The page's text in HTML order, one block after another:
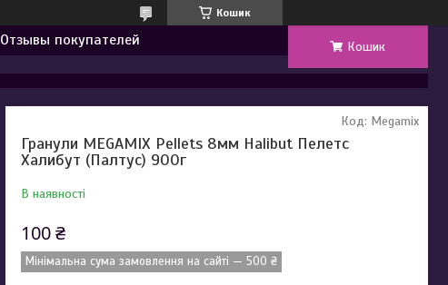
Кошик
Отзывы покупателей Кошик
Гранули MEGAMIX Pellets 8мм Halibut Пелетс
Халибут (Палтус) 900г
В наявності
Код: Megamix
100 ₴
Мінімальна сума замовлення на сайті — 500 ₴